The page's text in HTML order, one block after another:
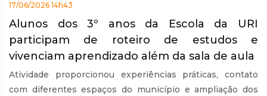
17/06/2026 14h43
Alunos dos 3º anos da Escola da URI
participam de roteiro de estudos e
vivenciam aprendizado além da sala de aula
Atividade proporcionou experiências práticas, contato
com diferentes espaços do município e ampliação dos